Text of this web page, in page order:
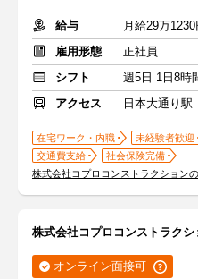
給与
月給29万
雇用形態
正社員
シフト
週5日 1日8時
アクセス
日本大通り駅
在宅ワーク・内職 未経験者歓迎
交通費支給
社会保険完備
株式会社コプロコンストラクション
株式会社コプロコンストラクシ
オンライン面接可